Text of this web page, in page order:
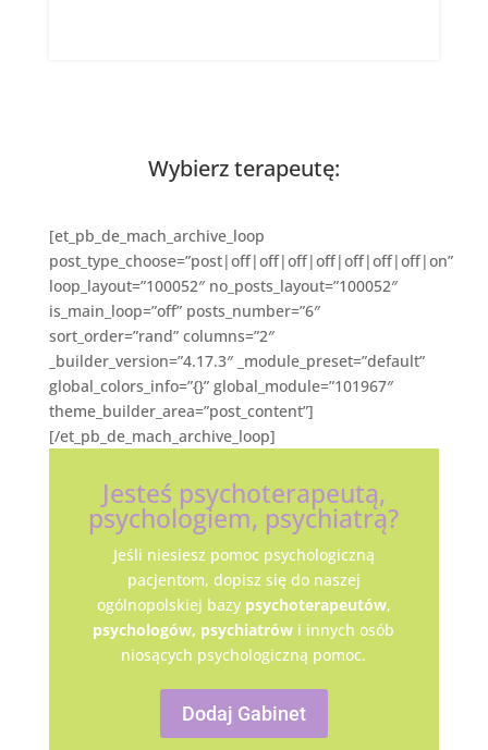
Wybierz terapeutę:
[et_pb_de_mach_archive_loop
post_type_choose=”post|off|off|off|off|off|off|off|on”
loop_layout=”100052″ no_posts_layout=”100052″
is_main_loop=”off” posts_number=”6″
sort_order=”rand” columns=”2″
_builder_version=”4.17.3″ _module_preset=”default”
global_colors_info=”{}” global_module=”101967″
theme_builder_area=”post_content”]
[/et_pb_de_mach_archive_loop]
Jesteś psychoterapeutą,
psychologiem, psychiatrą?
Jeśli niesiesz pomoc psychologiczną
pacjentom, dopisz się do naszej
ogólnopolskiej bazy psychoterapeutów,
psychologów, psychiatrów i innych osób
niosących psychologiczną pomoc.
Dodaj Gabinet